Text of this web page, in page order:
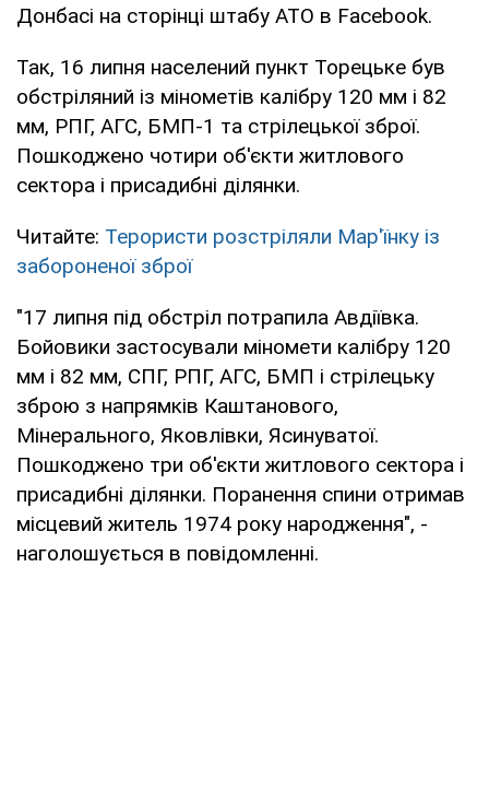
Донбасі на сторінці штабу АТО в Facebook.
Так, 16 липня населений пункт Торецьке був
обстріляний із мінометів калібру 120 мм і 82
мм, РПГ, АГС, БМП-1 та стрілецької зброї.
Пошкоджено чотири об'єкти житлового
сектора і присадибні ділянки.
Читайте: Терористи розстріляли Мар'їнку із
забороненої зброї
"17 липня під обстріл потрапила Авдіївка.
Бойовики застосували міномети калібру 120
мм і 82 мм, СПГ, РПГ, АГС, БМП і стрілецьку
зброю з напрямків Каштанового,
Мінерального, Яковлівки, Ясинуватої.
Пошкоджено три об'єкти житлового сектора і
присадибні ділянки. Поранення спини отримав
місцевий житель 1974 року народження", -
наголошується в повідомленні.